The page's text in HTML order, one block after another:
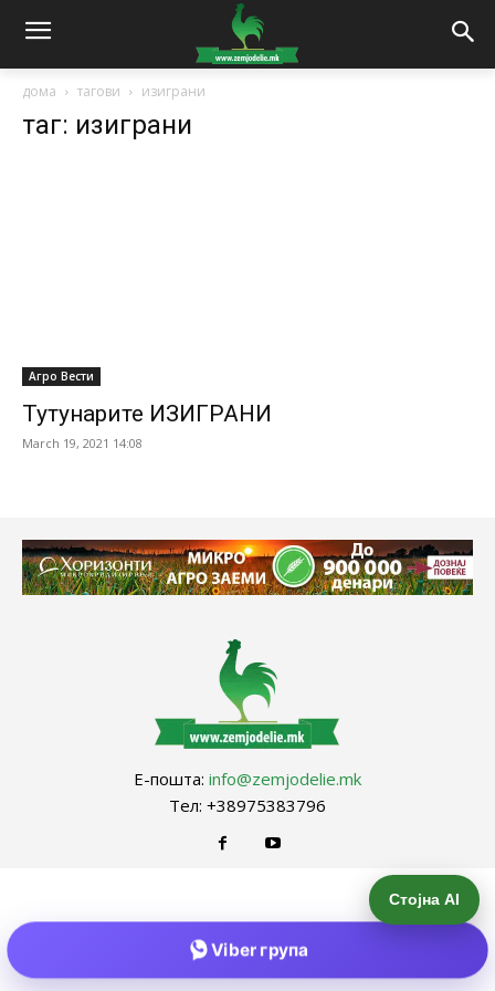
дома тагови изиграни
таг: изиграни
Агро Вести
Тутунарите ИЗИГРАНИ
March 19, 2021 14:08
Е-пошта: info@zemjodelie.mk
Тел: +38975383796
Стојна AI
Viber група